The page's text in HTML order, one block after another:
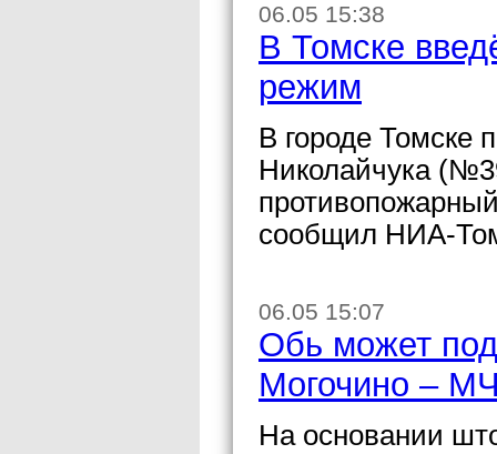
06.05 15:38
В Томске
режим
В городе Томске
Николайчука
сообщил НИА-
06.05 15:07
Обь может
Могочино –
На основании